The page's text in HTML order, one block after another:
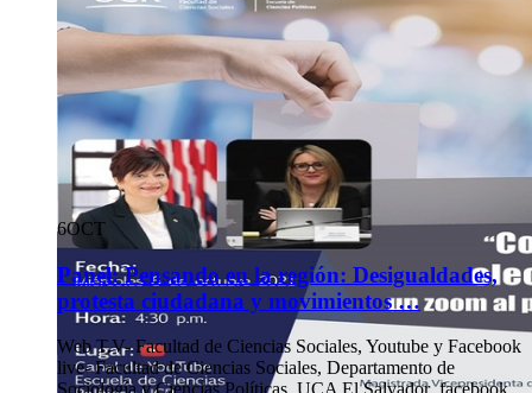
6OCT
Panel: Pensando en la región: Desigualdades,
protesta ciudadana y movimientos …
Web T.V- Facultad de Ciencias Sociales, Youtube y Facebook
live- Facultad de Ciencias Sociales, Departamento de